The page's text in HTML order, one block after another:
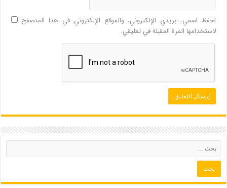
احفظ اسمي، بريدي الإلكتروني، والموقع الإلكتروني في هذا المتصفح
لاستخدامها المرة المقبلة في تعليقي.